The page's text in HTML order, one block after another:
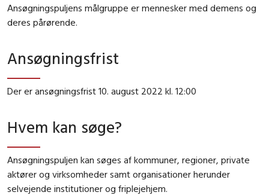
Ansøgningspuljens målgruppe er mennesker med demens og
deres pårørende.
Ansøgningsfrist
Der er ansøgningsfrist 10. august 2022 kl. 12:00
Hvem kan søge?
Ansøgningspuljen kan søges af kommuner, regioner, private
aktører og virksomheder samt organisationer herunder
selvejende institutioner og friplejehjem.